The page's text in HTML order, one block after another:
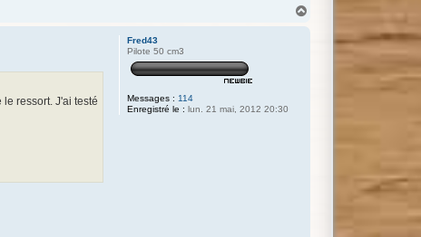
Fred43
Pilote 50 cm3
Messages : 114
Enregistré le : lun. 21 mai, 2012 20:30
ressort. J'ai testé